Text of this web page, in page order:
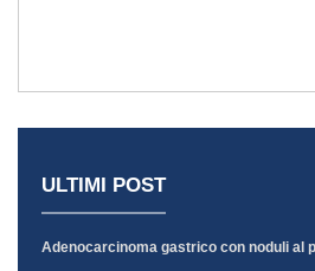
ULTIMI POST
Adenocarcinoma gastrico con noduli al